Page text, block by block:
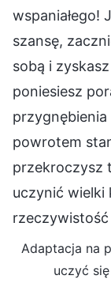
wspaniałego!
szansę,
sobą i
poniesiesz
przygnębienia
powrotem
przekroczysz
uczynić
Adaptacja na
uczyć